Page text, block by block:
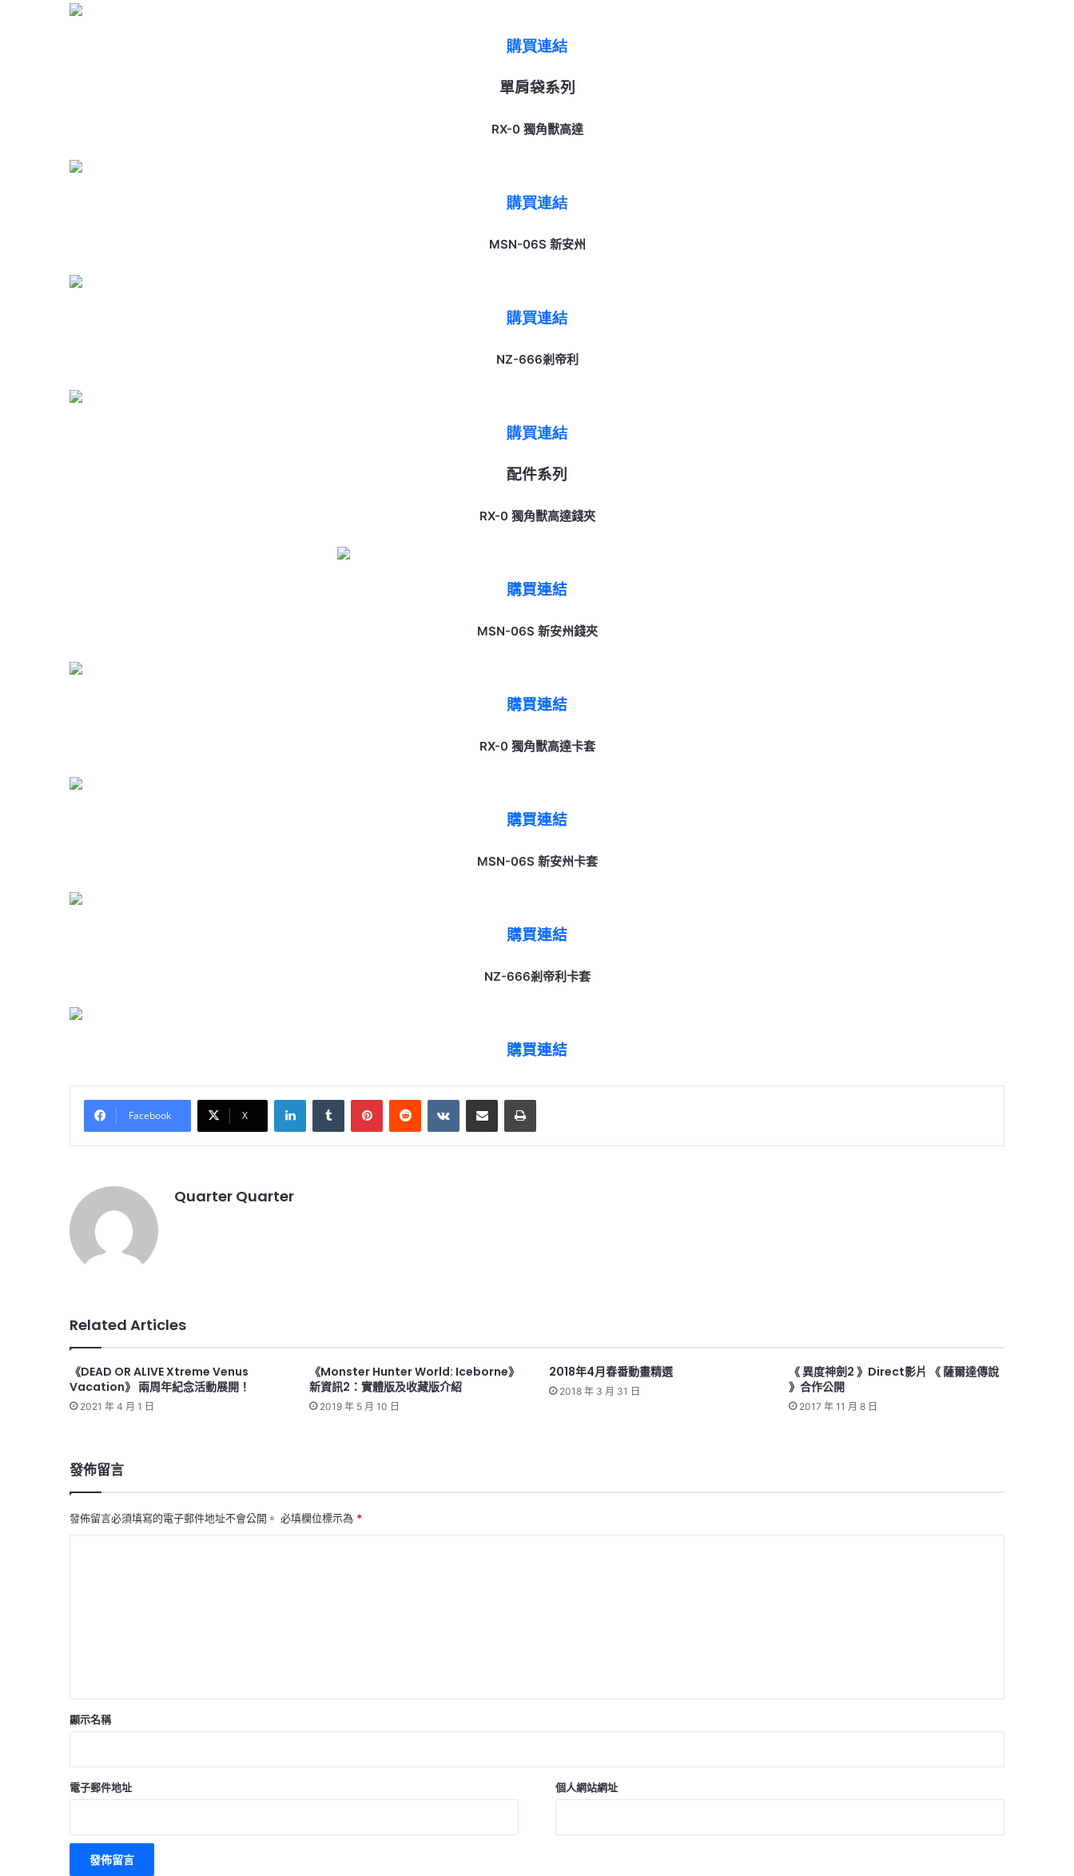
購買連結
單肩袋系列
RX-0 獨角獸高達
購買連結
MSN-06S 新安州
購買連結
NZ-666剎帝利
購買連結
配件系列
RX-0 獨角獸高達錢夾
購買連結
MSN-06S 新安州錢夾
購買連結
RX-0 獨角獸高達卡套
購買連結
MSN-06S 新安州卡套
購買連結
NZ-666剎帝利卡套
購買連結
Facebook X
LinkedInTumblr PinterestReddit VKontakteShare via Email Print
Quarter Quarter
Related Articles
《DEAD OR ALIVE Xtreme Venus
Vacation》 兩周年紀念活動展開！
2021 年 4 月 1 日
《Monster Hunter World: Iceborne》
新資訊2：實體版及收藏版介紹
2019 年 5 月 10 日
2018年4月春番動畫精選
2018 年 3 月 31 日
《 異度神劍2 》Direct影片 《 薩爾達傳說
》合作公開
2017 年 11 月 8 日
發佈留言
發佈留言必須填寫的電子郵件地址不會公開。 必填欄位標示為 *
顯示名稱
電子郵件地址 個人網站網址